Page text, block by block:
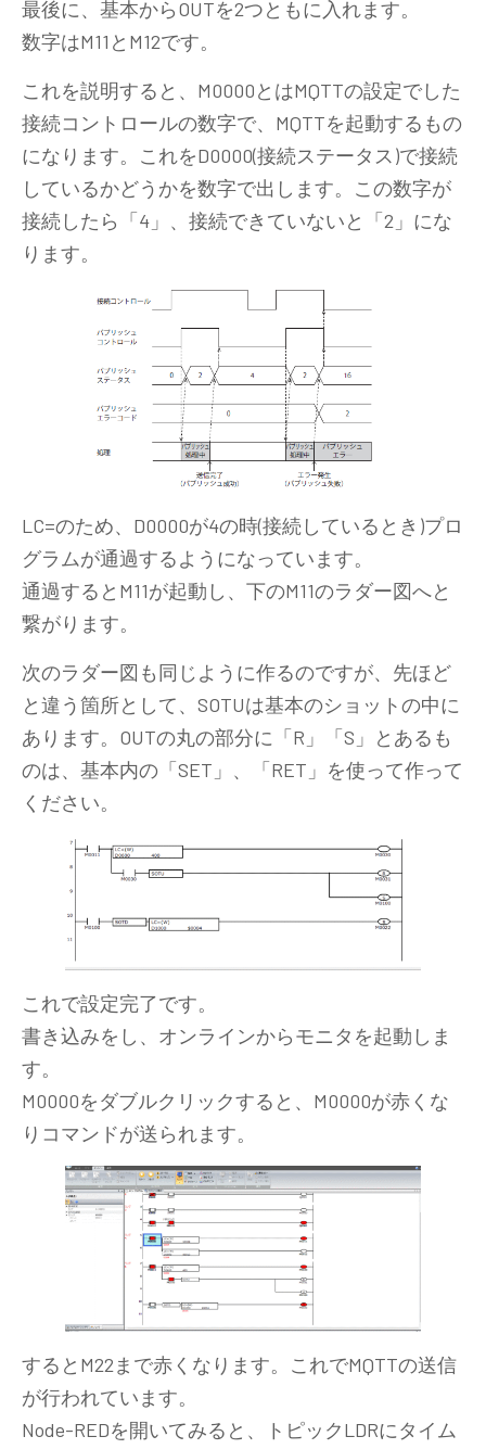
最後に、基本からOUTを2つともに入れます。
数字はM11とM12です。
これを説明すると、M0000とはMQTTの設定でした
接続コントロールの数字で、MQTTを起動するもの
になります。これをD0000(接続ステータス)で接続
しているかどうかを数字で出します。この数字が
接続したら「4」、接続できていないと「2」にな
ります。
LC=のため、D0000が4の時(接続しているとき)プロ
グラムが通過するようになっています。
通過するとM11が起動し、下のM11のラダー図へと
繋がります。
次のラダー図も同じように作るのですが、先ほど
と違う箇所として、SOTUは基本のショットの中に
あります。OUTの丸の部分に「R」「S」とあるも
のは、基本内の「SET」、「RET」を使って作って
ください。
これで設定完了です。
書き込みをし、オンラインからモニタを起動しま
す。
M0000をダブルクリックすると、M0000が赤くな
りコマンドが送られます。
するとM22まで赤くなります。これでMQTTの送信
が行われています。
Node-REDを開いてみると、トピックLDRにタイム